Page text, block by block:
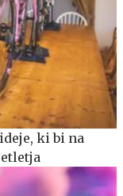
ki bi na